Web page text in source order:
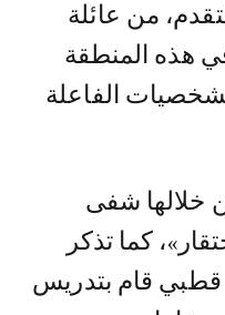
من عائلة
هذه المنطقة
الفاعلة
خلالها شفى
كما تذكر
قطبي قام بتدريس